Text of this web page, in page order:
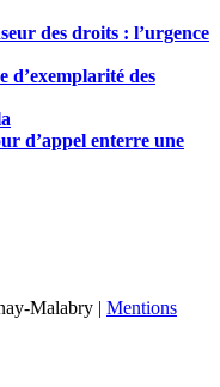
des droits : l’urgence
d’exemplarité des
d’appel enterre une
Malabry | Mentions